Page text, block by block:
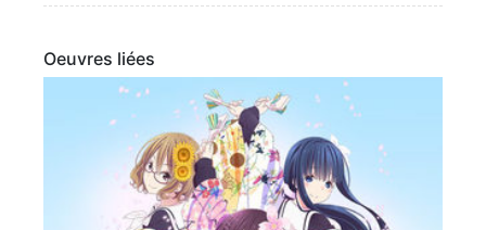
Oeuvres liées